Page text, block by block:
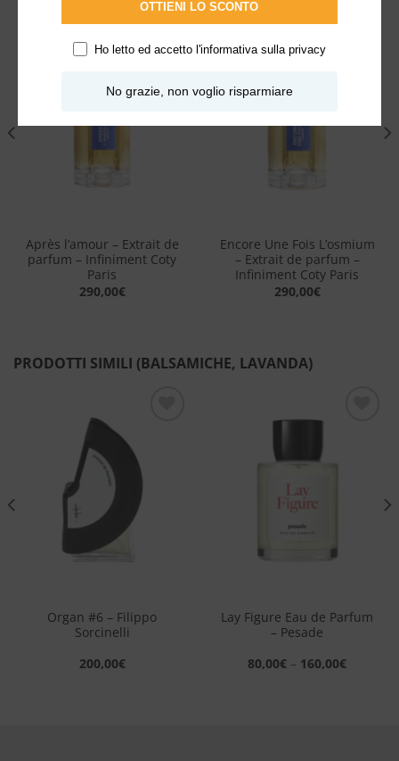
dei
Après l’amour – Extrait de
parfum – Infiniment Coty
Paris
290,00€
Encore Une Fois L’osmium
– Extrait de parfum –
Infiniment Coty Paris
290,00€
PRODOTTI SIMILI (BALSAMICHE, LAVANDA)
alla lista
Organ #6 – Filippo
Sorcinelli
200,00€
Lay Figure Eau de Parfum
– Pesade
80,00€ – 160,00€
OTTIENI LO SCONTO
Ho letto ed accetto l'informativa sulla privacy
No grazie, non voglio risparmiare